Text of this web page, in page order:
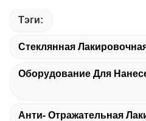
Тэги:
Стеклянная
Оборудование Для
Анти- Отражательная